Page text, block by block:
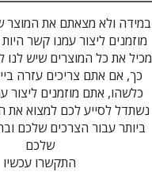
במידה ולא מצאתם את
מוזמנים ליצור עמנו קשר
מכיל את כל המוצרים שיש לנו
כך, אם אתם צריכים עזרה
כלשהו, אתם מוזמנים ליצור
נשתדל לסייע לכם למצוא את
ביותר עבור הצרכים שלכם
שלכם
התקשרו עכשיו